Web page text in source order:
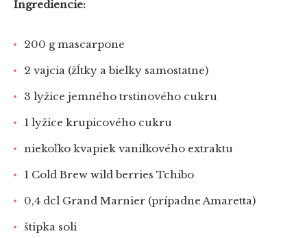
Ingrediencie:
200 g mascarpone
2 vajcia (žĺtky a bielky samostatne)
3 lyžice jemného trstinového cukru
1 lyžice krupicového cukru
niekoľko kvapiek vanilkového extraktu
1 Cold Brew wild berries Tchibo
0,4 dcl Grand Marnier (prípadne Amaretta)
štipka soli